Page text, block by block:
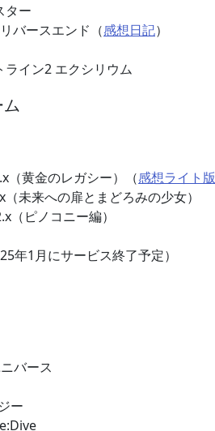
ター
バースエンド（感想日記）
イン2 エクシリウム
（黄金のレガシー）（感想ライト版
未来への扉とまどろみの少女）
（ピノコニー編）
年1月にサービス終了予定）
バース
ー